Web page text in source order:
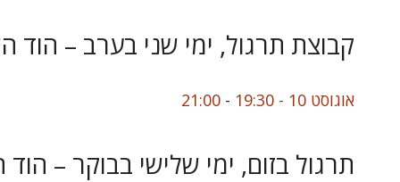
קבוצת תרגול, ימי שני בערב – הוד
אוגוסט 10 - 19:30 -
21:00
תרגול בזום, ימי שלישי בבוקר – הוד